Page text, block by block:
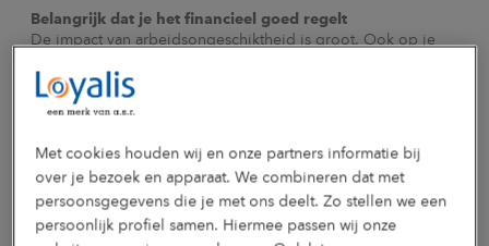
Belangrijk dat je het financieel goed regelt
De impact van arbeidsongeschiktheid is groot. Ook op je
kan met deze AOV speciaal voor MUMC+. Meer weten?
Bekijk de veelgestelde vragen of neem contact op met
Vragen en antwoorden
Met cookies houden wij en onze partners informatie bij
over je bezoek en apparaat. We combineren dat met
persoonsgegevens die je met ons deelt. Zo stellen we een
persoonlijk profiel samen. Hiermee passen wij onze